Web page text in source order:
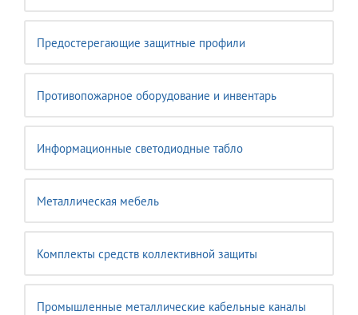
Предостерегающие защитные профили
Противопожарное оборудование и инвентарь
Информационные светодиодные табло
Металлическая мебель
Комплекты средств коллективной защиты
Промышленные металлические кабельные каналы